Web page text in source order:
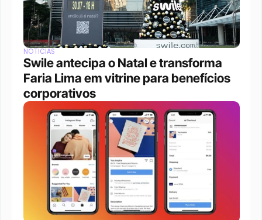
NOTÍCIAS
Swile antecipa o Natal e transforma
Faria Lima em vitrine para benefícios
corporativos